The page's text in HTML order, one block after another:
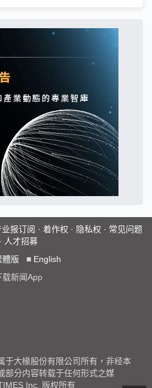
报订阅 · 着作权 · 隐私权 · 常见问题
· 人才招募
體版 ■ English
载新闻App
于大椽股份有限公司所有，非经本
部分内容转载于任何形式之媒
Inc. 版权所有